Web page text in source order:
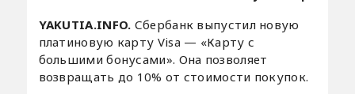
YAKUTIA.INFO. Сбербанк выпустил новую
платиновую карту Visa — «Карту с
большими бонусами». Она позволяет
возвращать до 10% от стоимости покупок.